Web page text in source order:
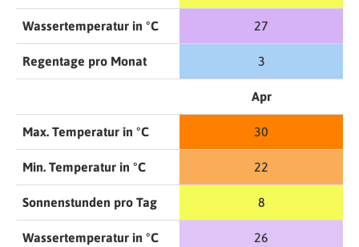
Wassertemperatur in °C 27
Regentage pro Monat 3
Apr
Max. Temperatur in °C 30
Min. Temperatur in °C 22
Sonnenstunden pro Tag 8
Wassertemperatur in °C 26